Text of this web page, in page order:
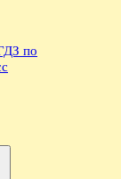
по